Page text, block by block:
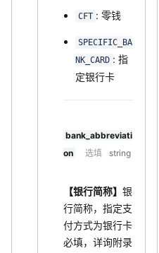
CFT : 零钱
SPECIFIC_BA
NK_CARD : 指
定银行卡
bank_abbreviati
on
选填 string
【银行简称】 银
行简称，指定支
付方式为银行卡
必填，详询附录